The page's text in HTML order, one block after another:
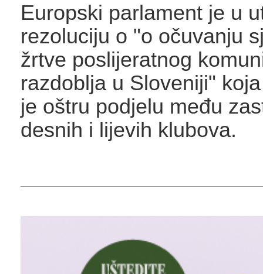
Europski parlament je u
rezoluciju o "o očuvanju
žrtve poslijeratnog
razdoblja u Sloveniji"
je oštru podjelu među
desnih i lijevih klubova.